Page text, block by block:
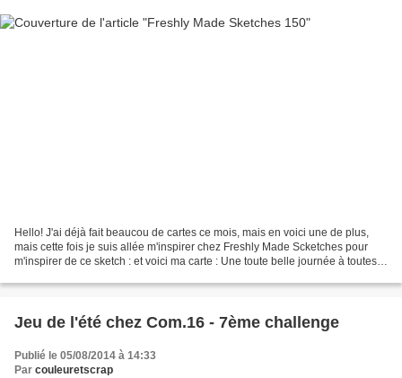
Hello! J'ai déjà fait beaucou de cartes ce mois, mais en voici une de plus,
mais cette fois je suis allée m'inspirer chez Freshly Made Scketches pour
m'inspirer de ce sketch : et voici ma carte : Une toute belle journée à toutes
Jeu de l'été chez Com.16 - 7ème challenge
Publié le 05/08/2014 à 14:33
Par couleuretscrap